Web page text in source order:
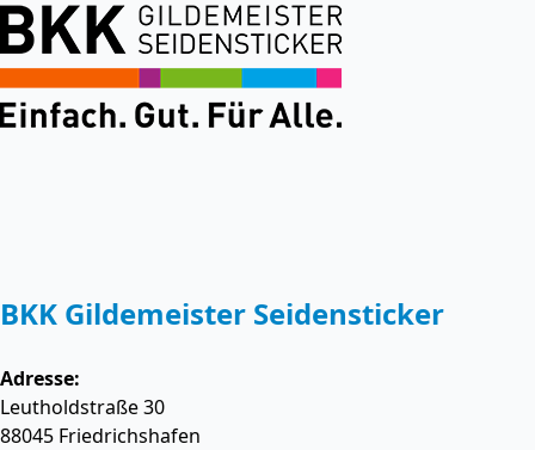
BKK Gildemeister Seidensticker
Adresse:
Leutholdstraße 30
88045 Friedrichshafen